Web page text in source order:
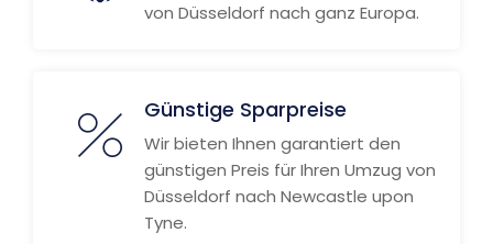
von Düsseldorf nach ganz Europa.
Günstige Sparpreise
Wir bieten Ihnen garantiert den
günstigen Preis für Ihren Umzug von
Düsseldorf nach Newcastle upon
Tyne.